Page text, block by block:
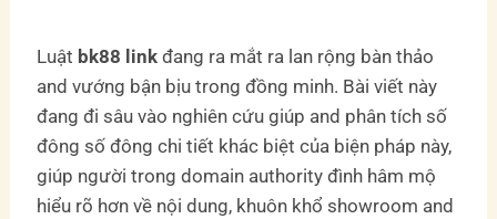
Luật bk88 link đang ra mắt ra lan rộng bàn thảo
and vướng bận bịu trong đồng minh. Bài viết này
đang đi sâu vào nghiên cứu giúp and phân tích số
đông số đông chi tiết khác biệt của biện pháp này,
giúp người trong domain authority đình hâm mộ
hiểu rõ hơn về nội dung, khuôn khổ showroom and